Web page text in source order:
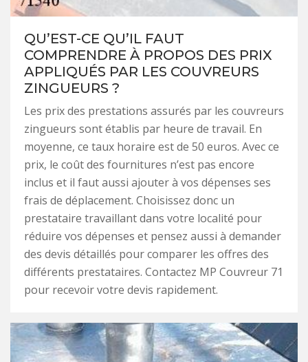
QU’EST-CE QU’IL FAUT
COMPRENDRE À PROPOS DES PRIX
APPLIQUÉS PAR LES COUVREURS
ZINGUEURS ?
Les prix des prestations assurés par les couvreurs
zingueurs sont établis par heure de travail. En
moyenne, ce taux horaire est de 50 euros. Avec ce
prix, le coût des fournitures n’est pas encore
inclus et il faut aussi ajouter à vos dépenses ses
frais de déplacement. Choisissez donc un
prestataire travaillant dans votre localité pour
réduire vos dépenses et pensez aussi à demander
des devis détaillés pour comparer les offres des
différents prestataires. Contactez MP Couvreur 71
pour recevoir votre devis rapidement.